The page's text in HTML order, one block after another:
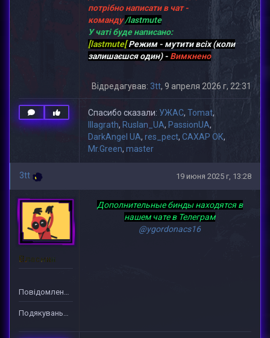
потрібно написати в чат -
команду/lastmute
У чаті буде написано:
[lastmute[Режим - мутити всіх (коли
залишаєшся один) - Вимкнено
Відредагував: 3tt, 9 апреля 2026 г, 22:31
Спасибо сказали: УЖАС, Tomat,
lllagrath, Ruslan_UA, PassionUA,
DarkAngel UA, res_pect, САХАР ОК,
Mr.Green, master
3tt 19 июня 2025 г, 13:28
Власник
Повідомлень: 166
Подякувань: 2279
Дополнительные бинды находятся в
нашем чате в Телеграм
@ygordonacs16